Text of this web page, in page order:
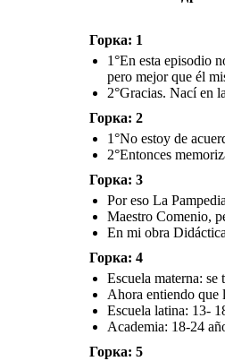
también como estudiantes
podemos ayudar a los
compañeros con dificultades
de aprendizaje
Además de que el
gratuito ¿qué otros
Las clases en
espacios
abiertos nos
motivan
libros
ilustrados
La educación
mejor para los
estudiantes
Magnaseñalé la
importancia del proceso
enseñanza-aprendizaje
con un enfoque
humanista
Горка: 1
1°En esta episodio
pero mejor que él
2°Gracias. Nací en
Горка: 2
1°No estoy de
2°Entonces
Горка: 3
Por eso La
Maestro Comenio,
En mi obra
Горка: 4
Escuela materna:
Ahora entiendo que
Escuela latina: 13-
Academia: 18-24
Горка: 5